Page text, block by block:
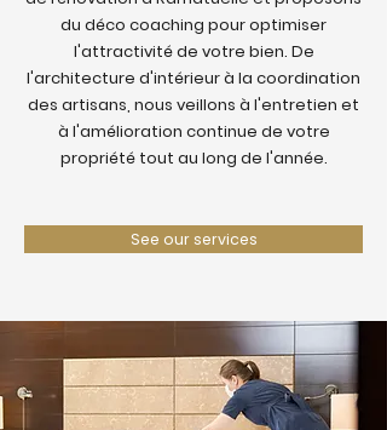
du déco coaching pour optimiser
l'attractivité de votre bien. De
l'architecture d'intérieur à la coordination
des artisans, nous veillons à l'entretien et
à l'amélioration continue de votre
propriété tout au long de l'année.
See our services